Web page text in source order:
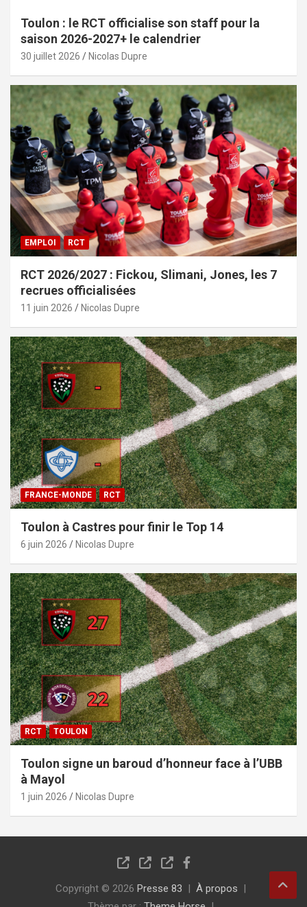
Toulon : le RCT officialise son staff pour la
saison 2026-2027+ le calendrier
30 juillet 2026 Nicolas Dupre
EMPLOI RCT
RCT 2026/2027 : Fickou, Slimani, Jones, les 7
recrues officialisées
11 juin 2026 Nicolas Dupre
FRANCE-MONDE RCT
Toulon à Castres pour finir le Top 14
6 juin 2026 Nicolas Dupre
RCT TOULON
Toulon signe un baroud d’honneur face à l’UBB
à Mayol
1 juin 2026 Nicolas Dupre
Copyright © 2026 Presse 83
À propos